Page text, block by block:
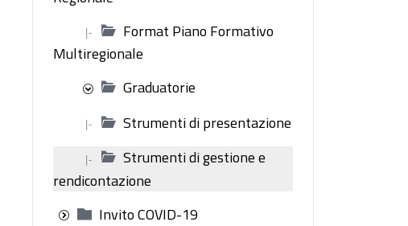
|-
Format Piano Formativo
Multiregionale
Graduatorie
|- Strumenti di presentazione
|-
Strumenti di gestione e
rendicontazione
Invito COVID-19